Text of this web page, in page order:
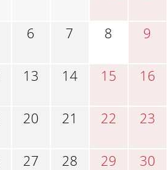
6 7 8 9
13 14 15 16
20 21 22 23
27 28 29 30